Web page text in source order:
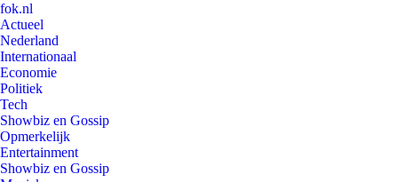
fok.nl
Actueel
Nederland
Internationaal
Economie
Politiek
Tech
Showbiz en Gossip
Opmerkelijk
Entertainment
Showbiz en Gossip